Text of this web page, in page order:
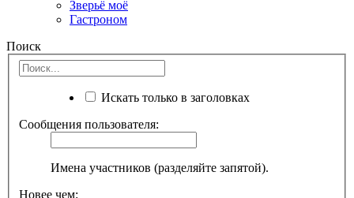
Зверьё моё
Гастроном
Поиск
Искать только в заголовках
Сообщения пользователя:
Имена участников (разделяйте запятой).
Новее чем: